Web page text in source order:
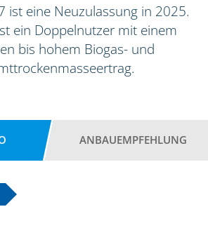
ist eine Neuzulassung in 2025.
ein Doppelnutzer mit einem
bis hohem Biogas- und
ANBAUEMPFEHLUNG